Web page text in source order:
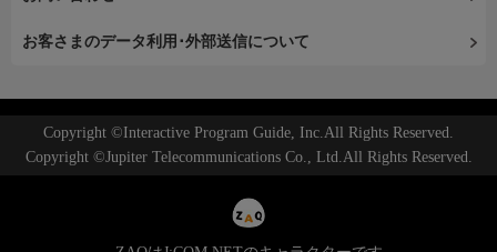
お客さまのデータ利用･外部送信について
Copyright ©Interactive Program Guide, Inc.All Rights Reserved.
Copyright ©Jupiter Telecommunications Co., Ltd.All Rights Reserved.